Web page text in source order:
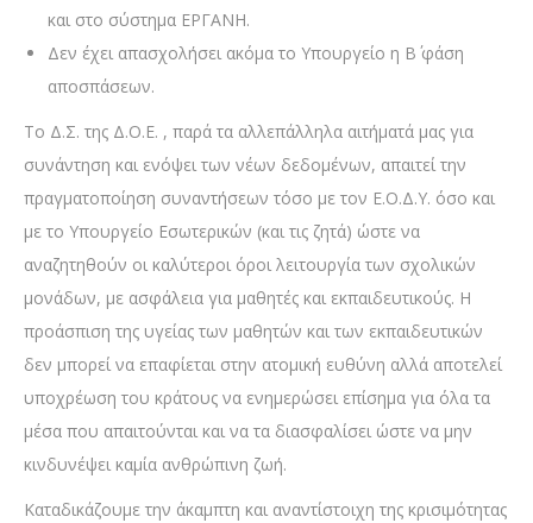
και στο σύστημα ΕΡΓΑΝΗ.
Δεν έχει απασχολήσει ακόμα το Υπουργείο η Β΄ φάση
αποσπάσεων.
Το Δ.Σ. της Δ.Ο.Ε. , παρά τα αλλεπάλληλα αιτήματά μας για
συνάντηση και ενόψει των νέων δεδομένων, απαιτεί την
πραγματοποίηση συναντήσεων τόσο με τον Ε.Ο.Δ.Υ. όσο και
με το Υπουργείο Εσωτερικών (και τις ζητά) ώστε να
αναζητηθούν οι καλύτεροι όροι λειτουργία των σχολικών
μονάδων, με ασφάλεια για μαθητές και εκπαιδευτικούς. Η
προάσπιση της υγείας των μαθητών και των εκπαιδευτικών
δεν μπορεί να επαφίεται στην ατομική ευθύνη αλλά αποτελεί
υποχρέωση του κράτους να ενημερώσει επίσημα για όλα τα
μέσα που απαιτούνται και να τα διασφαλίσει ώστε να μην
κινδυνέψει καμία ανθρώπινη ζωή.
Καταδικάζουμε την άκαμπτη και αναντίστοιχη της κρισιμότητας